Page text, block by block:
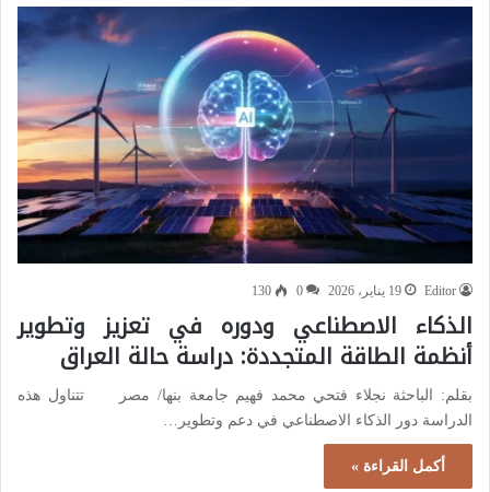
Editor 19 يناير، 2026 0
130
الذكاء الاصطناعي ودوره في تعزيز وتطوير
أنظمة الطاقة المتجددة: دراسة حالة العراق
بقلم: الباحثة نجلاء فتحي محمد فهيم جامعة بنها/ مصر تتناول هذه
الدراسة دور الذكاء الاصطناعي في دعم وتطوير…
أكمل القراءة »